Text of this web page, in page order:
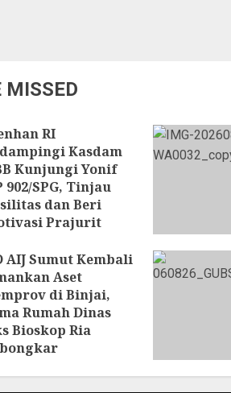
MISSED
RI
Kasdam
Kunjungi Yonif
902/SPG, Tinjau
dan Beri
Prajurit
AIJ Sumut Kembali
Aset
di Binjai,
Rumah Dinas
Bioskop Ria